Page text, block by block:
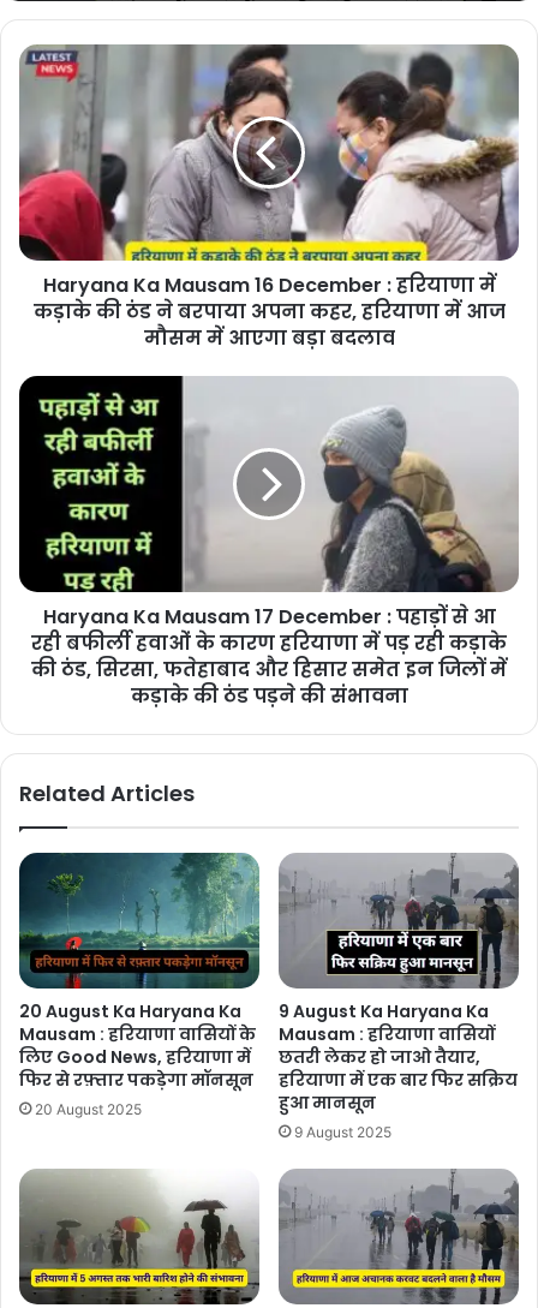
Haryana Ka Mausam 6 February :
हरियाणा वासियों के लिए Good News,
हरियाणा में एक और पश्चिमी विक्षोभ सक्रिय होने
से होगी झमाझम बरसात
Haryana Ka Mausam 16 December : हरियाणा में
कड़ाके की ठंड ने बरपाया अपना कहर, हरियाणा में आज
मौसम में आएगा बड़ा बदलाव
Haryana Ka Mausam 17 December : पहाड़ों से आ
रही बफीर्ली हवाओं के कारण हरियाणा में पड़ रही कड़ाके
की ठंड, सिरसा, फतेहाबाद और हिसार समेत इन जिलों में
कड़ाके की ठंड पड़ने की संभावना
Related Articles
20 August Ka Haryana Ka
Mausam : हरियाणा वासियों के
लिए Good News, हरियाणा में
फिर से रफ़्तार पकड़ेगा मॉनसून
20 August 2025
9 August Ka Haryana Ka
Mausam : हरियाणा वासियों
छतरी लेकर हो जाओ तैयार,
हरियाणा में एक बार फिर सक्रिय
हुआ मानसून
9 August 2025